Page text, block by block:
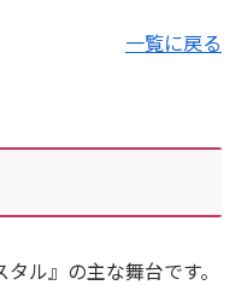
一覧に戻る
ル』の主な舞台です。